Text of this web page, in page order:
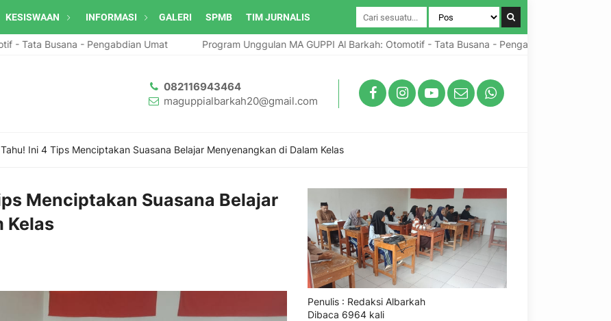
KESISWAAN INFORMASI GALERI SPMB TIM JURNALIS
Busana - Pengabdian Umat Program Unggulan MA GUPPI Al Barkah: Otomotif - Tata Busana - Pengabdian Umat
082116943464
maguppialbarkah20@gmail.com
Ini 4 Tips Menciptakan Suasana Belajar Menyenangkan di Dalam Kelas
Menciptakan Suasana Belajar
Kelas
Penulis : Redaksi Albarkah
Dibaca 6964 kali